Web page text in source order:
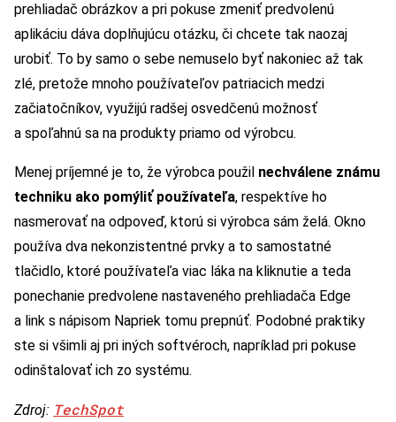
prehliadač obrázkov a pri pokuse zmeniť predvolenú
aplikáciu dáva doplňujúcu otázku, či chcete tak naozaj
urobiť. To by samo o sebe nemuselo byť nakoniec až tak
zlé, pretože mnoho používateľov patriacich medzi
začiatočníkov, využijú radšej osvedčenú možnosť
a spoľahnú sa na produkty priamo od výrobcu.
Menej príjemné je to, že výrobca použil nechválene známu
techniku ako pomýliť používateľa, respektíve ho
nasmerovať na odpoveď, ktorú si výrobca sám želá. Okno
používa dva nekonzistentné prvky a to samostatné
tlačidlo, ktoré používateľa viac láka na kliknutie a teda
ponechanie predvolene nastaveného prehliadača Edge
a link s nápisom Napriek tomu prepnúť. Podobné praktiky
ste si všimli aj pri iných softvéroch, napríklad pri pokuse
odinštalovať ich zo systému.
Zdroj: TechSpot